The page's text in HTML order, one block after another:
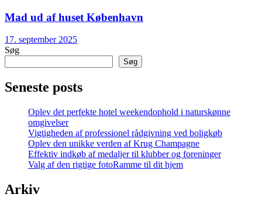
Mad ud af huset København
17. september 2025
Søg
Søg
Seneste posts
Oplev det perfekte hotel weekendophold i naturskønne
omgivelser
Vigtigheden af professionel rådgivning ved boligkøb
Oplev den unikke verden af Krug Champagne
Effektiv indkøb af medaljer til klubber og foreninger
Valg af den rigtige fotoRamme til dit hjem
Arkiv